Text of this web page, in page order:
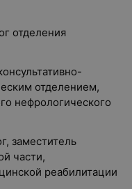
отделения
отделением,
нефрологического
заместитель
части,
реабилитации